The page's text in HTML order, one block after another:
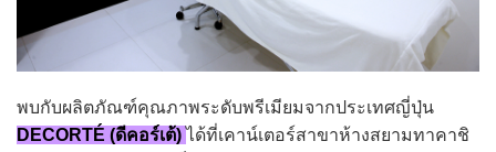
พบกับผลิตภัณฑ์คุณภาพระดับพรีเมียมจากประเทศญี่ปุ่น
DECORTÉ (ดีคอร์เต้) ได้ที่เคาน์เตอร์สาขาห้างสยามทาคาชิ